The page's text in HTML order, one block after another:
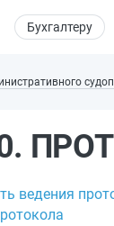
Бухгалтеру
ведения